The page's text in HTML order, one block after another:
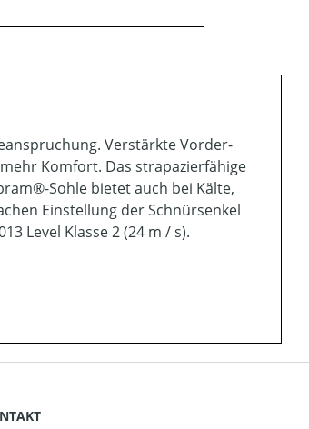
Verstärkte Vorder-
Komfort. Das strapazierfähige
Sohle bietet auch bei Kälte,
Einstellung der Schnürsenkel
Level Klasse 2 (24 m / s).